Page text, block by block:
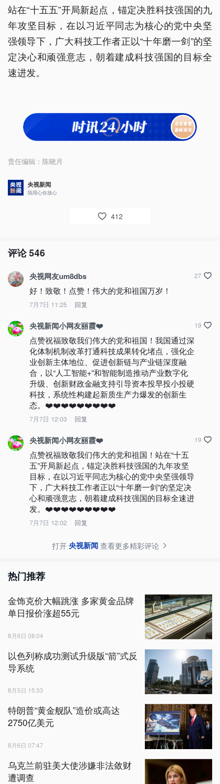
站在“十五五”开局新起点，锚定决胜科技强国的九
年攻坚目标，在以习近平同志为核心的党中央坚
强领导下，广大科技工作者正以“十年磨一剑”的坚
定决心和顽强意志，朝着建成科技强国的目标全
速进发。
责任编辑： 陈晓月
央视新闻
我用心你放心
412
评论546
央视网友um8dbs
好！致敬！点赞！伟大的党和祖国万岁！
7月7日 11:25 回复
27
央视新闻小网友丽霞❤️
点赞祝福致敬我们伟大的党和祖国！我国通过深
化体制机制改革打通科技成果转化堵点，强化企
业创新主体地位、促进创新链与产业链深度融
合，以“人工智能+”和智能制造推动产业数字化
升级、创新财政金融支持引导资本投早投小投硬
科技，系统性构建起新质生产力爆发的创新生
态。❤️❤️❤️❤️❤️❤️❤️❤️❤️
7月7日 12:03 回复
19
央视新闻小网友丽霞❤️
点赞祝福致敬我们伟大的党和祖国！站在“十五
五”开局新起点，锚定决胜科技强国的九年攻坚
目标，在以习近平同志为核心的党中央坚强领导
下，广大科技工作者正以“十年磨一剑”的坚定决
心和顽强意志，朝着建成科技强国的目标全速进
发。❤️❤️❤️❤️❤️❤️❤️❤️❤️
7月7日 12:02 回复
19
打开央视新闻查看更多精彩评论
热门推荐
金饰克价大幅跳涨 多家黄金品牌
单日报价涨超55元
8月6日 08:04
以色列称成功测试升级版“箭”式反
导系统
8月5日 15:33
特朗普“黄金舰队”造价或高达
2750亿美元
8月6日 07:47
乌克兰前驻美大使涉嫌非法敛财
遭调查